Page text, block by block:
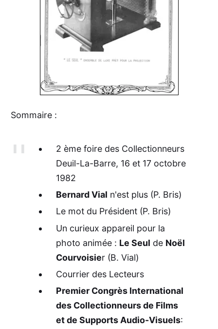
Sommaire :
2 ème foire des Collectionneurs
Deuil-La-Barre, 16 et 17 octobre
1982
Bernard Vial n'est plus (P. Bris)
Le mot du Président (P. Bris)
Un curieux appareil pour la
photo animée : Le Seul de Noël
Courvoisier (B. Vial)
Courrier des Lecteurs
Premier Congrès International
des Collectionneurs de Films
et de Supports Audio-Visuels: